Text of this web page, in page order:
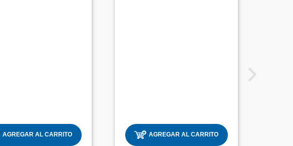
AGREGAR AL CARRITO AGREGAR AL CARRITO